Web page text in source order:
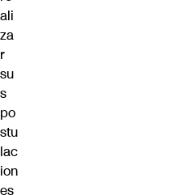
ali
za
r
su
s
po
stu
lac
ion
es